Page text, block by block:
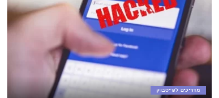
מדריכים לפייסבוק